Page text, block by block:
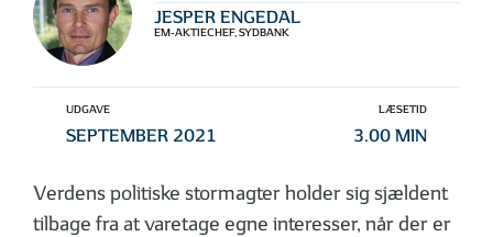
JESPER ENGEDAL
EM-AKTIECHEF, SYDBANK
UDGAVE
SEPTEMBER 2021
LÆSETID
3.00 MIN
Verdens politiske stormagter holder sig sjældent
tilbage fra at varetage egne interesser, når der er